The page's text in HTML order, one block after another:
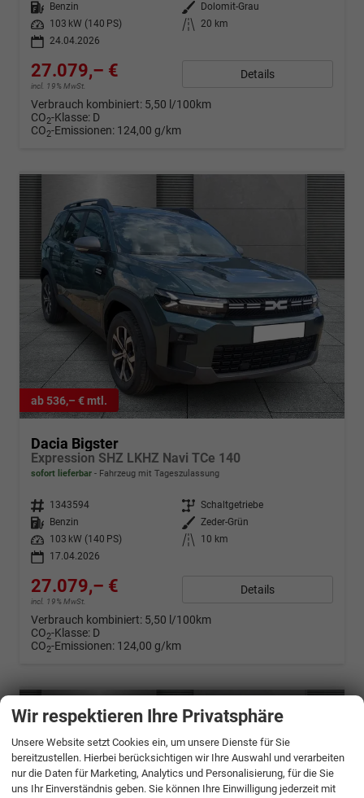
Kraftstoff
Benzin Außenfarbe
Dolomit-Grau
Leistung
103 kW (140 PS) Kilometerstand
20 km
24.04.2026
27.079,– €
incl. 19% MwSt.
Details
Verbrauch kombiniert: 5,50 l/100km
CO2-Klasse: D
CO2-Emissionen: 124,00 g/km
ab 536,– € mtl.
Dacia Bigster
Expression SHZ LKHZ Navi TCe 140
sofort lieferbar Fahrzeug mit Tageszulassung
Fahrzeugnr. 1343594 Getriebe Schaltgetriebe
Kraftstoff
Benzin Außenfarbe Zeder-Grün
Leistung
103 kW (140 PS) Kilometerstand
10 km
17.04.2026
27.079,– €
incl. 19% MwSt.
Details
Verbrauch kombiniert: 5,50 l/100km
CO2-Klasse: D
CO2-Emissionen: 124,00 g/km
Wir respektieren Ihre Privatsphäre
Unsere Website setzt Cookies ein, um unsere Dienste für Sie
bereitzustellen. Hierbei berücksichtigen wir Ihre Auswahl und verarbeiten
nur die Daten für Marketing, Analytics und Personalisierung, für die Sie
uns Ihr Einverständnis geben. Sie können Ihre Einwilligung jederzeit mit